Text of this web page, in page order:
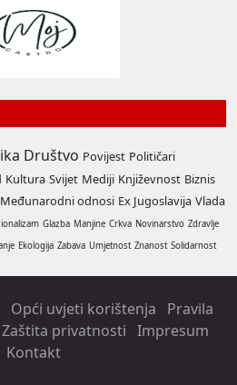
Društvo Povijest Političari
Kultura Svijet Mediji Književnost Biznis
Međunarodni odnosi Ex Jugoslavija Vlada
Glazba Manjine Crkva Novinarstvo Zdravlje
Ekologija Zabava Umjetnost Znanost Solidarnost
Opći uvjeti korištenja
Pravila
Zaštita privatnosti Impresum
Kontakt